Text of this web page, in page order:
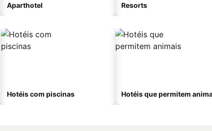
Aparthotel Resorts
Hotéis com piscinas Hotéis que permitem